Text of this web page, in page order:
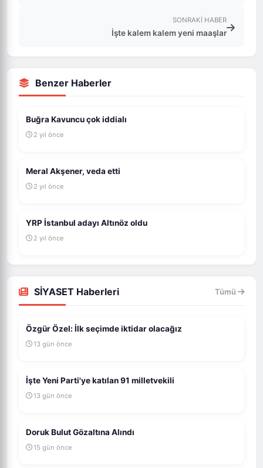
SONRAKI HABER
İşte kalem kalem yeni maaşlar
Benzer Haberler
Buğra Kavuncu çok iddialı
2 yıl önce
Meral Akşener, veda etti
2 yıl önce
YRP İstanbul adayı Altınöz oldu
2 yıl önce
SİYASET Haberleri Tümü
Özgür Özel: İlk seçimde iktidar olacağız
13 gün önce
İşte Yeni Parti'ye katılan 91 milletvekili
13 gün önce
Doruk Bulut Gözaltına Alındı
15 gün önce